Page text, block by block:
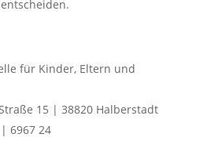
für Kinder, Eltern und
15 | 38820 Halberstadt
6967 24